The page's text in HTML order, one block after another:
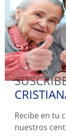
Recibe en tu
nuestros